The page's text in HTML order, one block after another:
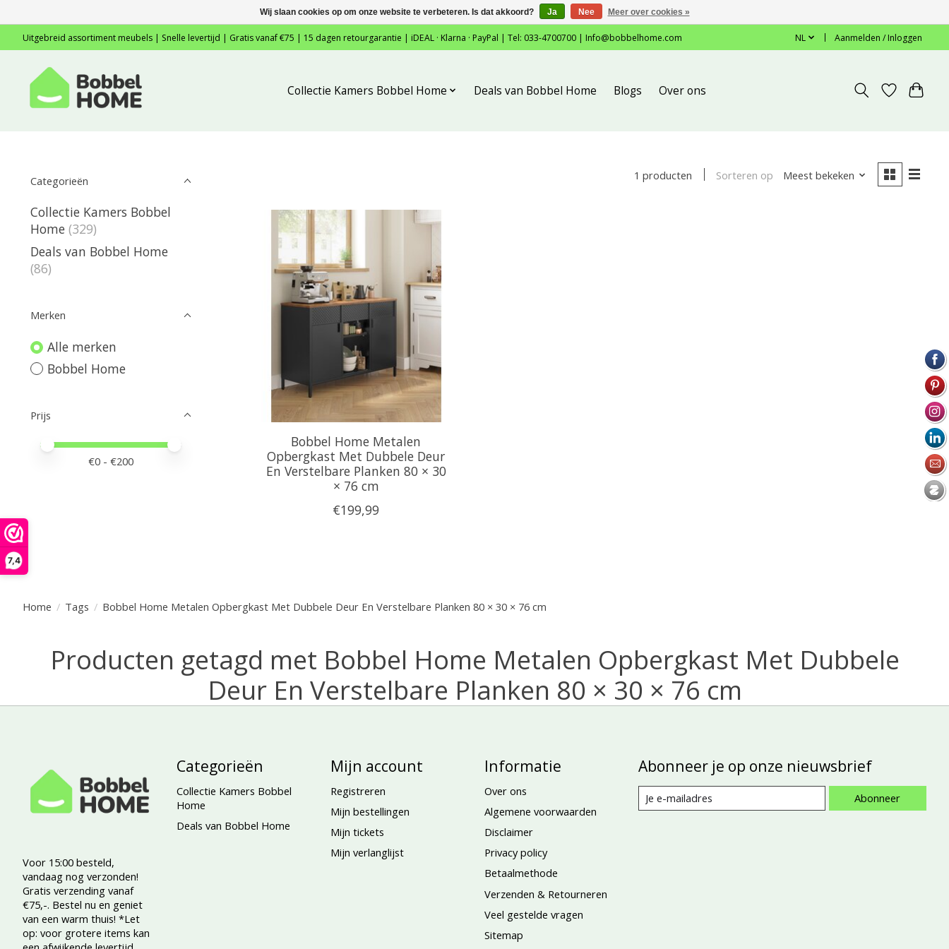
7,4
Uitgebreid assortiment meubels | Snelle levertijd | Gratis vanaf €75 | 15 dagen retourgarantie | iDEAL · Klarna · PayPal | Tel: 033-4700700 | Info@bobbelhome.com NL Aanmelden / Inloggen
Collectie Kamers Bobbel Home Deals van Bobbel Home Blogs Over ons
Home / Tags / Bobbel Home Metalen Opbergkast Met Dubbele Deur En Verstelbare Planken 80 × 30 × 76 cm
Producten getagd met Bobbel Home Metalen Opbergkast Met Dubbele
Deur En Verstelbare Planken 80 × 30 × 76 cm
Categorieën
Collectie Kamers Bobbel
Home (329)
Deals van Bobbel Home
(86)
Merken
Alle merken
Bobbel Home
Prijs
Minimale prijswaarde
Price maximum value
€0 - €200
1 producten Sorteren op Meest bekeken
Bobbel Home Metalen
Opbergkast Met Dubbele Deur
En Verstelbare Planken 80 × 30
× 76 cm
€199,99
Voor 15:00 besteld,
vandaag nog verzonden!
Gratis verzending vanaf
€75,-. Bestel nu en geniet
van een warm thuis! *Let
op: voor grotere items kan
Categorieën
Collectie Kamers Bobbel
Home
Deals van Bobbel Home
Mijn account
Registreren
Mijn bestellingen
Mijn tickets
Mijn verlanglijst
Informatie
Over ons
Algemene voorwaarden
Disclaimer
Privacy policy
Betaalmethode
Verzenden & Retourneren
Veel gestelde vragen
Sitemap
Abonneer je op onze nieuwsbrief
Abonneer
Wij slaan cookies op om onze website te verbeteren. Is dat akkoord? Ja Nee Meer over cookies »